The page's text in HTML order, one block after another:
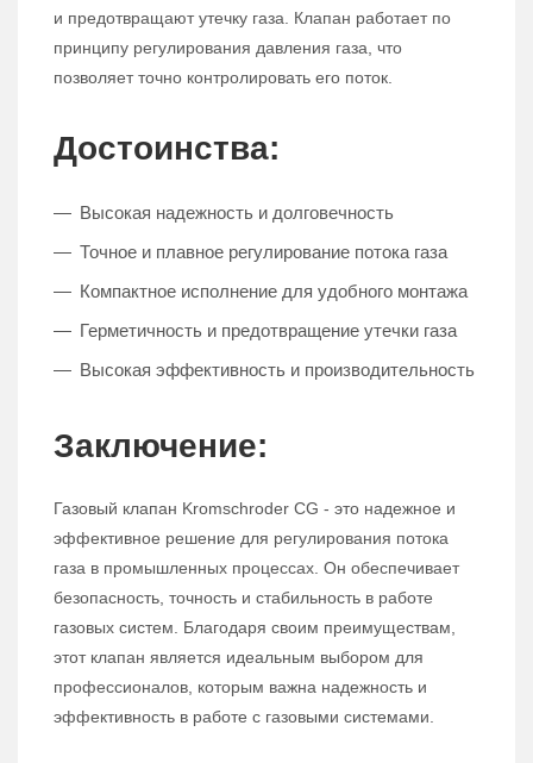
и предотвращают утечку газа. Клапан работает по
принципу регулирования давления газа, что
позволяет точно контролировать его поток.
Достоинства:
Высокая надежность и долговечность
Точное и плавное регулирование потока газа
Компактное исполнение для удобного монтажа
Герметичность и предотвращение утечки газа
Высокая эффективность и производительность
Заключение:
Газовый клапан Kromschroder CG - это надежное и
эффективное решение для регулирования потока
газа в промышленных процессах. Он обеспечивает
безопасность, точность и стабильность в работе
газовых систем. Благодаря своим преимуществам,
этот клапан является идеальным выбором для
профессионалов, которым важна надежность и
эффективность в работе с газовыми системами.